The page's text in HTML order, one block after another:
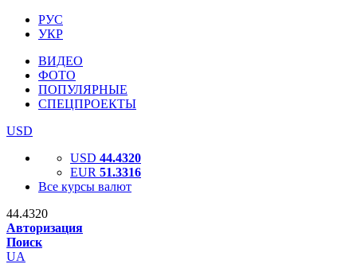
РУС
УКР
ВИДЕО
ФОТО
ПОПУЛЯРНЫЕ
СПЕЦПРОЕКТЫ
USD
USD 44.4320
EUR 51.3316
Все курсы валют
44.4320
Авторизация
Поиск
UA